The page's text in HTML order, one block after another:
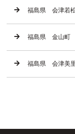
福島県 会津若
福島県 金山町
福島県 会津美